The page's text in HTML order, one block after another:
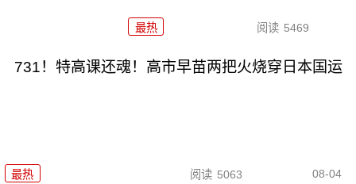
最热 阅读 5469
731！特高课还魂！高市早苗两把火烧穿日本国运
最热 阅读 5063 08-04